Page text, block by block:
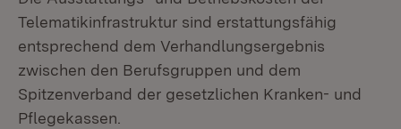
Telematikinfrastruktur sind erstattungsfähig
entsprechend dem Verhandlungsergebnis
zwischen den Berufsgruppen und dem
Spitzenverband der gesetzlichen Kranken- und
Pflegekassen.